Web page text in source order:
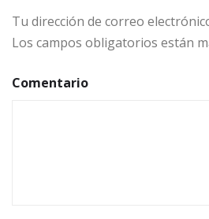
Tu dirección de correo
Los campos obligatorios están
Comentario